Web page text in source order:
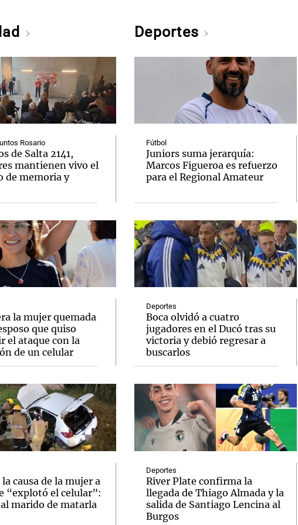
Rosario
de Salta 2141,
mantienen vivo el
de memoria y
la mujer quemada
que quiso
el ataque con la
de un celular
causa de la mujer a
“explotó el celular”:
marido de matarla
Deportes
Fútbol
Juniors suma jerarquía:
Marcos Figueroa es refuerzo
para el Regional Amateur
Deportes
Boca olvidó a cuatro
jugadores en el Ducó tras su
victoria y debió regresar a
buscarlos
Deportes
River Plate confirma la
llegada de Thiago Almada y la
salida de Santiago Lencina al
Burgos
El huracán de Arequito
Notas
Cadena 3 en Groenlandia